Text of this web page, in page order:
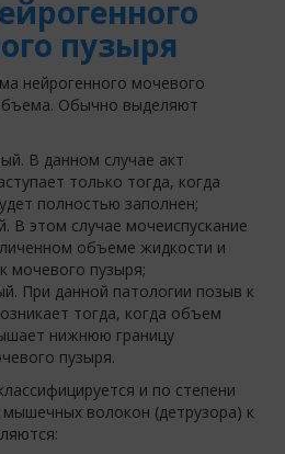
пузыря
нейрогенного мочевого
Обычно выделяют
В данном случае акт
только тогда, когда
полностью заполнен;
В этом случае мочеиспускание
объеме жидкости и
мочевого пузыря;
При данной патологии позыв к
тогда, когда объем
нижнюю границу
пузыря.
и по степени
волокон (детрузора) к